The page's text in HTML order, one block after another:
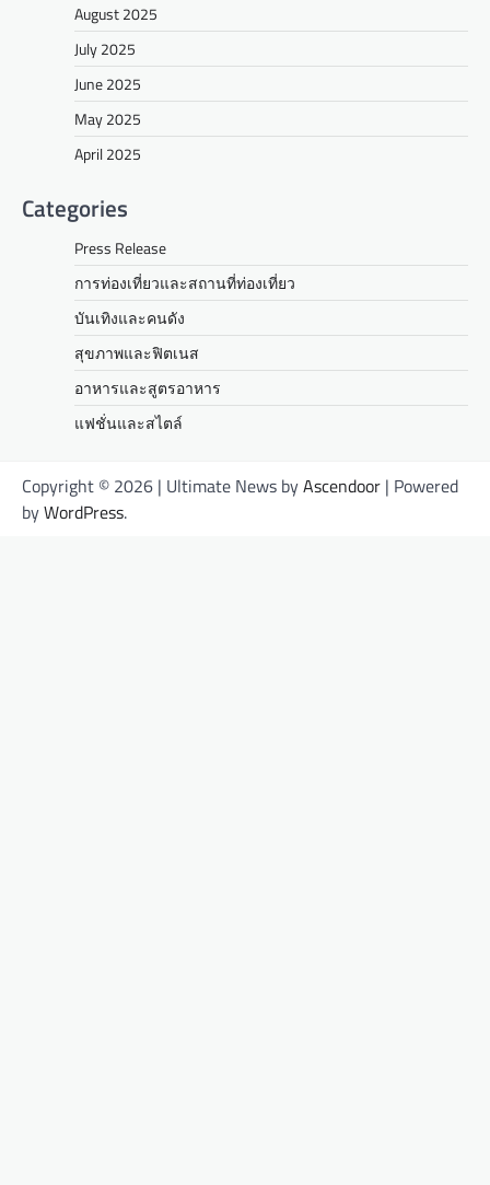
August 2025
July 2025
June 2025
May 2025
April 2025
Categories
Press Release
การท่องเที่ยวและสถานที่ท่องเที่ยว
บันเทิงและคนดัง
สุขภาพและฟิตเนส
อาหารและสูตรอาหาร
แฟชั่นและสไตล์
Copyright © 2026 | Ultimate News byAscendoor | Powered
byWordPress.